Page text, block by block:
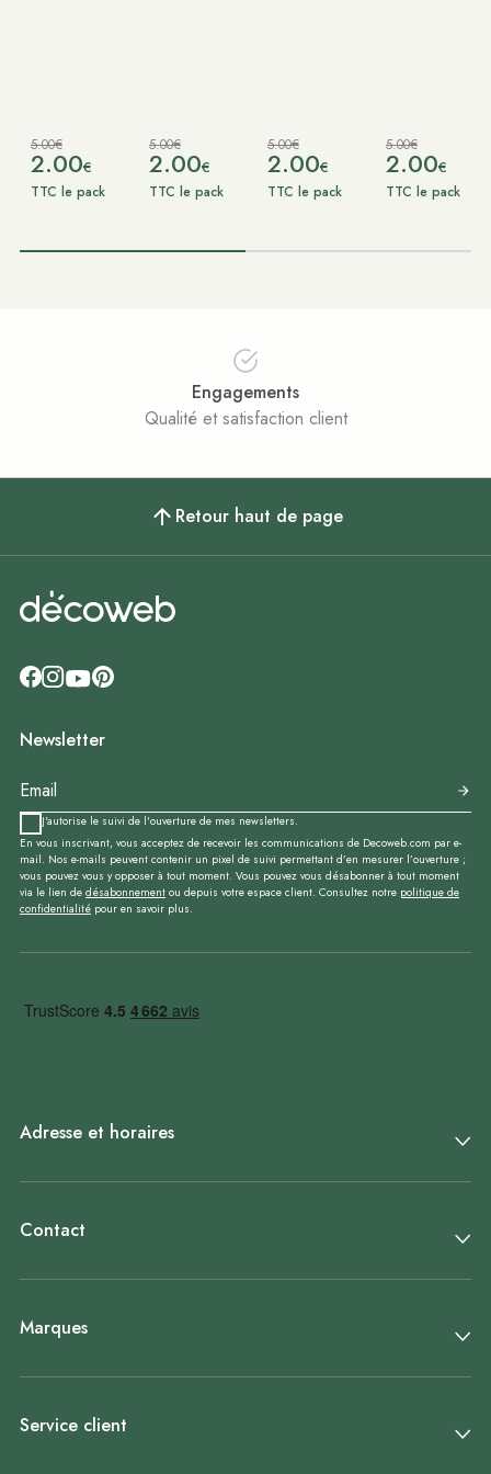
5.00€
2.00€
TTC le pack
5.00€
2.00€
TTC le pack
5.00€
2.00€
TTC le pack
5.00€
2.00€
TTC le pack
Engagements
Qualité et satisfaction client
Retour haut de page
Newsletter
J'autorise le suivi de l'ouverture de mes newsletters.
En vous inscrivant, vous acceptez de recevoir les communications de Decoweb.com par e-
mail. Nos e-mails peuvent contenir un pixel de suivi permettant d’en mesurer l’ouverture ;
vous pouvez vous y opposer à tout moment. Vous pouvez vous désabonner à tout moment
via le lien de désabonnement ou depuis votre espace client. Consultez notre politique de
confidentialité pour en savoir plus.
Adresse et horaires
Contact
Marques
Service client